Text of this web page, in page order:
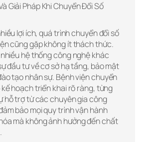
Giải Pháp Khi Chuyển Đổi Số
lợi ích, quá trình chuyển đổi số
cũng gặp không ít thách thức.
hệ thống công nghệ khác
đầu tư về cơ sở hạ tầng, bảo mật
tạo nhân sự. Bệnh viện chuyển
hoạch triển khai rõ ràng, từng
hỗ trợ từ các chuyên gia công
bảo mọi quy trình vận hành
mà không ảnh hưởng đến chất